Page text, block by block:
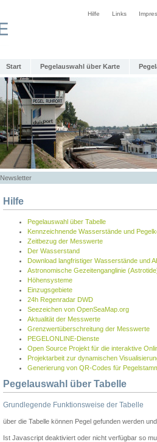
Hilfe Links
Start Pegelauswahl über Karte
Newsletter
Hilfe
Pegelauswahl über Tabelle
Kennzeichnende Wasserstände und
Zeitbezug der Messwerte
Der Wasserstand
Download langfristiger Wasserstände und
Astronomische Gezeitenganglinie
Höhensysteme
Einzugsgebiete
24h Regenradar DWD
Seezeichen von OpenSeaMap.org
Aktualität der Messwerte
Grenzwertüberschreitung der Messwerte
PEGELONLINE-Dienste
Open Source Projekt für die interaktive
Projektarbeit zur dynamischen
Generierung von QR-Codes für
Pegelauswahl über Tabelle
Grundlegende Funktionsweise der Tabelle
über die Tabelle können Pegel gefunden werden
Ist Javascript deaktiviert oder nicht verfügbar so